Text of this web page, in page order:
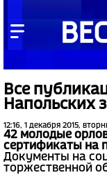
Все
Напольских
12:16, 1 декабря 2015,
42 молодые
сертификаты на
Документы на
торжественной